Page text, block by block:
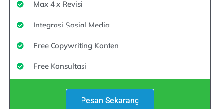
Max 4 x Revisi
Integrasi Sosial Media
Free Copywriting Konten
Free Konsultasi
Pesan Sekarang